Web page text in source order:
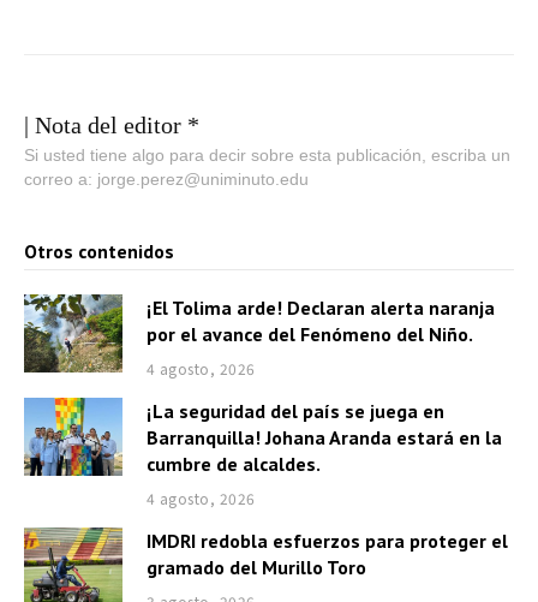
| Nota del editor *
Si usted tiene algo para decir sobre esta publicación, escriba un
correo a: jorge.perez@uniminuto.edu
Otros contenidos
¡El Tolima arde! Declaran alerta naranja
por el avance del Fenómeno del Niño.
4 agosto, 2026
¡La seguridad del país se juega en
Barranquilla! Johana Aranda estará en la
cumbre de alcaldes.
4 agosto, 2026
IMDRI redobla esfuerzos para proteger el
gramado del Murillo Toro